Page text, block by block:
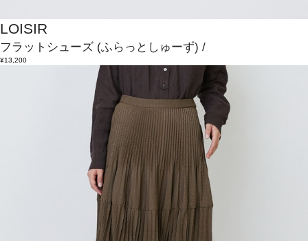
LOISIR
フラットシューズ (ふらっとしゅーず) /
¥13,200